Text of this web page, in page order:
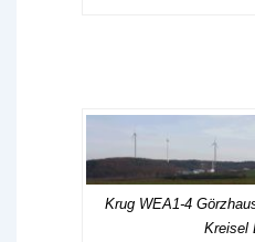
Krug WEA1-4
Kreisel